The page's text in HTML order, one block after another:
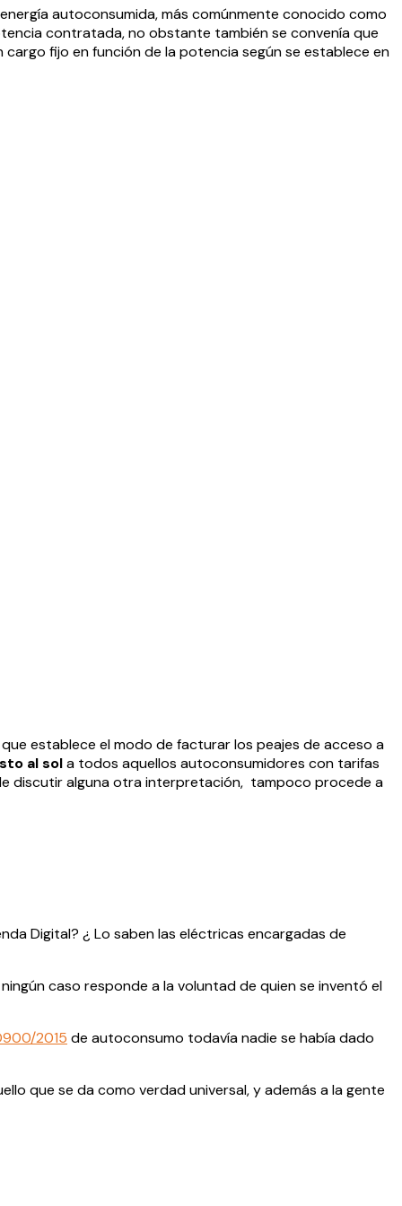
autoconsumida, más comúnmente conocido como
contratada, no obstante también se convenía que
fijo en función de la potencia según se establece en
que establece el modo de facturar los peajes de acceso a
al sola todos aquellos autoconsumidores con tarifas
discutir alguna otra interpretación, tampoco procede a
Digital? ¿ Lo saben las eléctricas encargadas de
caso responde a la voluntad de quien se inventó el
2015 de autoconsumo todavía nadie se había dado
que se da como verdad universal, y además a la gente